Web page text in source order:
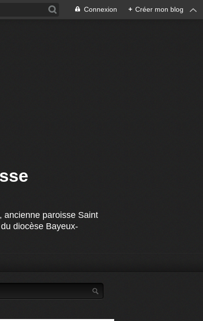
Connexion + Créer mon blog
ancienne paroisse Saint
diocèse Bayeux-